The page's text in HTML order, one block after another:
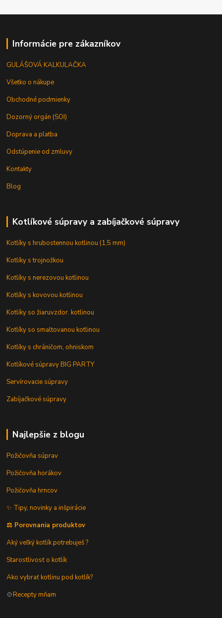
Informácie pre zákazníkov
GULÁŠOVÁ KALKULAČKA
Všetko o nákupe
Obchodné podmienky
Dozorný orgán (SOI)
Doprava a platba
Odstúpenie od zmluvy
Kontakty
Blog
Kotlíkové súpravy a zabíjačkové súpravy
Kotlíky s hrubostennou kotlinou (1,5 mm)
Kotlíky s trojnožkou
Kotlíky s nerezovou kotlinou
Kotlíky s kovovou kotlinou
Kotlíky so žiaruvzdor. kotlinou
Kotlíky so smaltovanou kotlinou
Kotlíky s chráničom, ohniskom
Kotlíkové súpravy BIG PARTY
Servírovacie súpravy
Zabíjačkové súpravy
Najlepšie z blogu
Požičovňa súprav
Požičovňa horákov
Požičovňa hrncov
✨ Tipy, novinky a inšpirácie
⚖️ Porovnania produktov
Aký veľký kotlík potrebuješ ?
Starostlivosť o kotlík
Ako vybrať kotlinu pod kotlík?
🍲Recepty mňam